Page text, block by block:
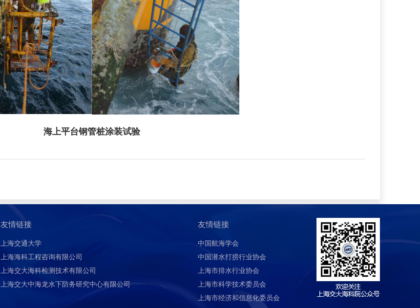
海上平台钢管桩涂装试验
友情链接
上海交通大学
上海海科工程咨询有限公司
上海交大海科检测技术有限公司
上海交大中海龙水下防务研究中心有限公司
友情链接
中国航海学会
中国潜水打捞行业协会
上海市排水行业协会
上海市科学技术委员会
上海市经济和信息化委员会